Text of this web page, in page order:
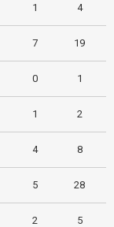
1 4
7 19
0 1
1 2
4 8
5 28
2 5